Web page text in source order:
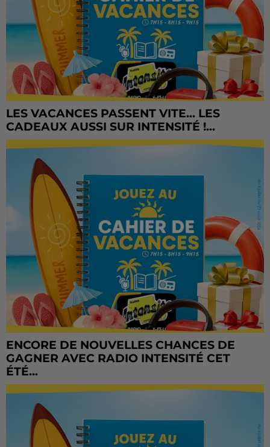
LES VACANCES PASSENT VITE... LES
CADEAUX AUSSI SUR INTENSITÉ !...
ENCORE DE NOUVELLES CHANCES DE
GAGNER AVEC RADIO INTENSITÉ CET
ÉTÉ...